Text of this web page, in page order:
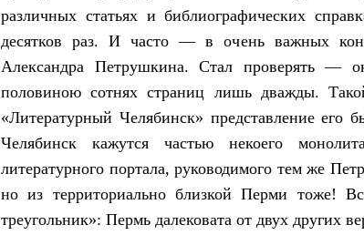
различных статьях и библиографических
десятков раз. И часто — в очень важных
Александра Петрушкина. Стал проверять —
половиною сотнях страниц лишь дважды.
«Литературный Челябинск» представление
Челябинск кажутся частью некоего
литературного портала, руководимого тем же
но из территориально близкой Перми тоже!
треугольник»: Пермь далековата от двух других